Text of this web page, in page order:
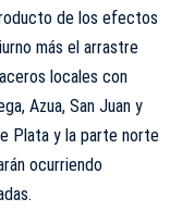
de los efectos
más el arrastre
locales con
Azua, San Juan y
Plata y la parte norte
ocurriendo